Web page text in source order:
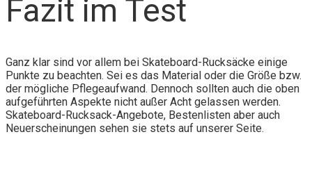
Fazit im Test
Ganz klar sind vor allem bei Skateboard-Rucksäcke einige
Punkte zu beachten. Sei es das Material oder die Größe bzw.
der mögliche Pflegeaufwand. Dennoch sollten auch die oben
aufgeführten Aspekte nicht außer Acht gelassen werden.
Skateboard-Rucksack-Angebote, Bestenlisten aber auch
Neuerscheinungen sehen sie stets auf unserer Seite.